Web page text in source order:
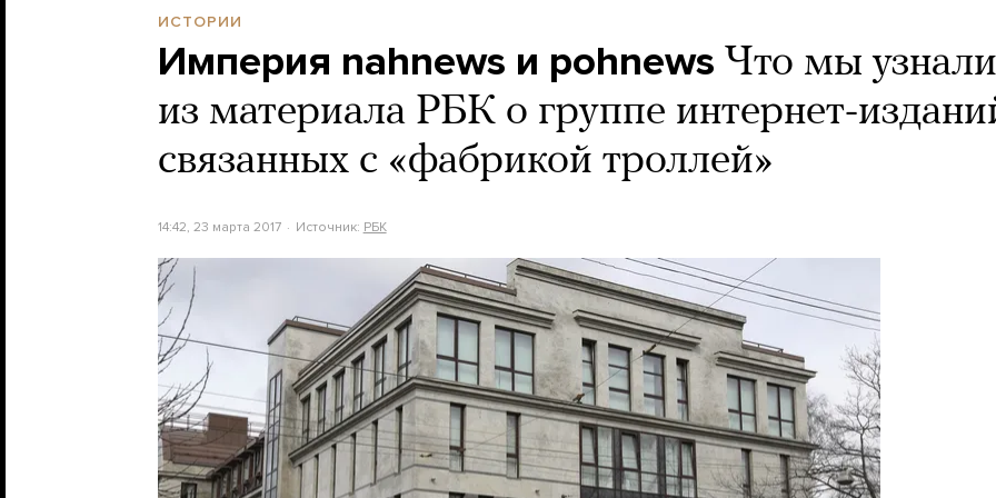
ИСТОРИИ
Империя nahnews и pohnews Что мы узнали
из материала РБК о группе интернет-
связанных с «фабрикой троллей»
14:42, 23 марта 2017 Источник: РБК